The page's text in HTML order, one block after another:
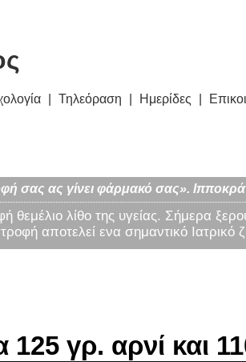
Τηλεόραση Ημερίδες
σας ας γίνει φάρμακό σας».
θεμέλιο λίθο της υγείας. Σήμερα
αποτελεί ενα σημαντικό Ιατρικό
125 γρ. αρνί και